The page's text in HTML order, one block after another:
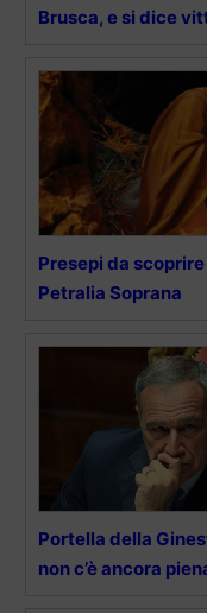
Brusca, e si dice
Presepi da
Petralia Soprana
Portella della
non c’è ancora